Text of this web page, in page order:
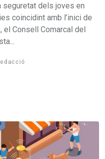
seguretat dels joves en
coincidint amb l’inici de
Consell Comarcal del